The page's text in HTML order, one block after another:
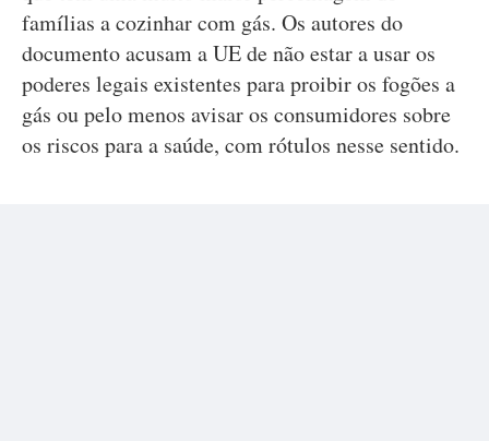
famílias a cozinhar com gás. Os autores do
documento acusam a UE de não estar a usar os
poderes legais existentes para proibir os fogões a
gás ou pelo menos avisar os consumidores sobre
os riscos para a saúde, com rótulos nesse sentido.